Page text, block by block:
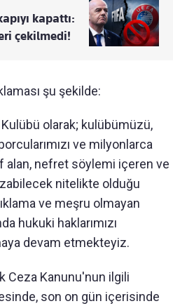
kapattı:
çekilmedi!
şu şekilde:
olarak; kulübümüzü,
ve milyonlarca
alan, nefret söylemi içeren ve
nitelikte olduğu
ve meşru olmayan
hukuki haklarımızı
devam etmekteyiz.
Ceza Kanunu'nun ilgili
son on gün içerisinde